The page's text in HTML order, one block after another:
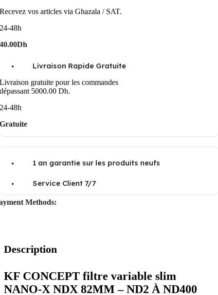
Recevez vos articles via Ghazala / SAT.
24-48h
40.00Dh
Livraison Rapide Gratuite
Livraison gratuite pour les commandes
dépassant 5000.00 Dh.
24-48h
Gratuite
1 an garantie sur les produits neufs
Service Client 7/7
Methods:
Description
KF CONCEPT filtre variable slim
NANO-X NDX 82MM – ND2 À ND400